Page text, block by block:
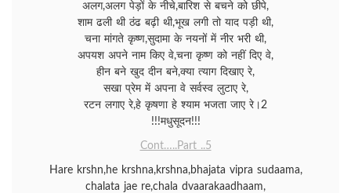
अलग,अलग पेड़ों के नीचे,बारिश से बचने को छीपे,
शाम ढली थी ठंढ बढ़ी थी,भूख लगी तो याद पड़ी थी,
चना मांगते कृष्ण,सुदामा के नयनों में नीर भरी थी,
अपयश अपने नाम किए वे,चना कृष्ण को नहीं दिए वे,
हीन बने खुद दीन बने,क्या त्याग दिखाए रे,
सखा प्रेम में अपना वे सर्वस्व लुटाए रे,
रटन लगाए रे,हे कृषणा हे श्याम भजता जाए रे।2
!!!मधुसूदन!!!
Cont…..Part ..5
Hare krshn,he krshna,krshna,bhajata vipra sudaama,
chalata jae re,chala dvaarakaadhaam,